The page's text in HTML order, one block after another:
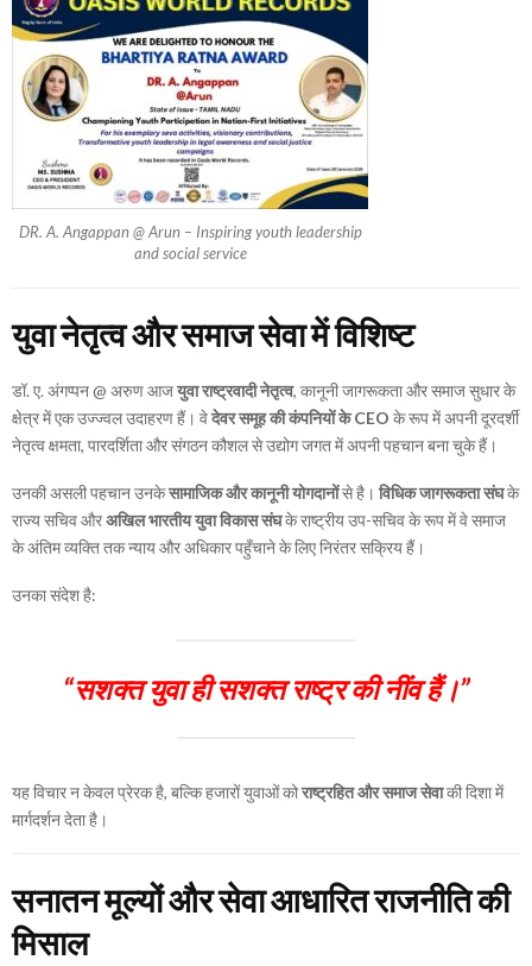
DR. A. Angappan @ Arun – Inspiring youth leadership
and social service
युवा नेतृत्व और समाज सेवा में विशिष्ट
डॉ. ए. अंगप्पन @ अरुण आजयुवा राष्ट्रवादी नेतृत्व, कानूनी जागरूकता और समाज सुधार के
क्षेत्र में एक उज्ज्वल उदाहरण हैं। वेदेवर समूह की कंपनियों के CEO के रूप में अपनी दूरदर्शी
नेतृत्व क्षमता, पारदर्शिता और संगठन कौशल से उद्योग जगत में अपनी पहचान बना चुके हैं।
उनकी असली पहचान उनकेसामाजिक और कानूनी योगदानोंसे है। विधिक जागरूकता संघके
राज्य सचिव औरअखिल भारतीय युवा विकास संघके राष्ट्रीय उप-सचिव के रूप में वे समाज
के अंतिम व्यक्ति तक न्याय और अधिकार पहुँचाने के लिए निरंतर सक्रिय हैं।
उनका संदेश है:
“सशक्त युवा ही सशक्त राष्ट्र की नींव हैं।”
यह विचार न केवल प्रेरक है, बल्कि हजारों युवाओं कोराष्ट्रहित और समाज सेवाकी दिशा में
मार्गदर्शन देता है।
सनातन मूल्यों और सेवा आधारित राजनीति की
मिसाल